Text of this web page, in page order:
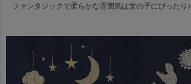
ファンタジックで柔らかな雰囲気は女の子にぴったり♪